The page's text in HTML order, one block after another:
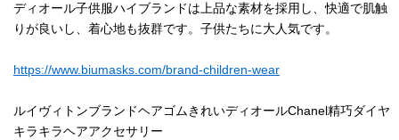
ディオール子供服ハイブランドは上品な素材を採用し、快適で肌触
りが良いし、着心地も抜群です。子供たちに大人気です。
https://www.biumasks.com/brand-children-wear
ルイヴィトンブランドヘアゴムきれいディオールChanel精巧ダイヤ
キラキラヘアアクセサリー